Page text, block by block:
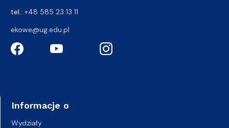
tel.: +48 585 23 13 11
ekowe@ug.edu.pl
Informacje o
Wydziały